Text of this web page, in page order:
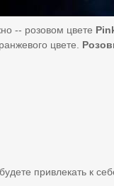
-- розовом цвете
цвете.
привлекать к